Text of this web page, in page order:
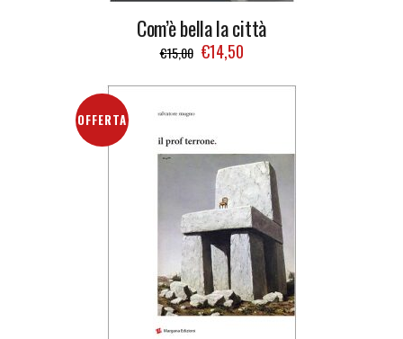
Com’è bella la città
€15,00 €14,50
OFFERTA